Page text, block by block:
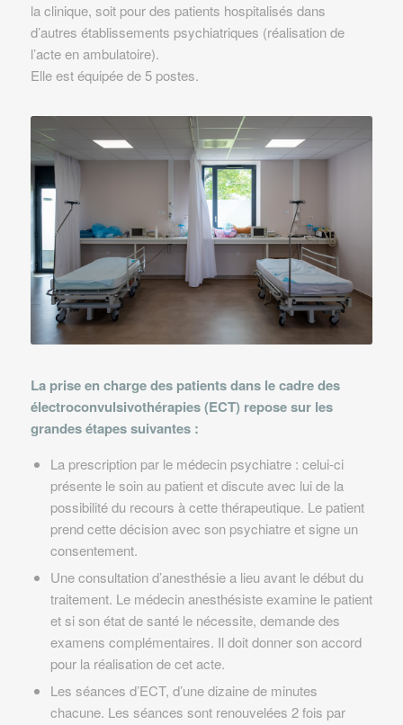
la clinique, soit pour des patients hospitalisés dans
d’autres établissements psychiatriques (réalisation de
l’acte en ambulatoire).
Elle est équipée de 5 postes.
La prise en charge des patients dans le cadre des
électroconvulsivothérapies (ECT) repose sur les
grandes étapes suivantes :
La prescription par le médecin psychiatre : celui-ci
présente le soin au patient et discute avec lui de la
possibilité du recours à cette thérapeutique. Le patient
prend cette décision avec son psychiatre et signe un
consentement.
Une consultation d’anesthésie a lieu avant le début du
traitement. Le médecin anesthésiste examine le patient
et si son état de santé le nécessite, demande des
examens complémentaires. Il doit donner son accord
pour la réalisation de cet acte.
Les séances d’ECT, d’une dizaine de minutes
chacune. Les séances sont renouvelées 2 fois par